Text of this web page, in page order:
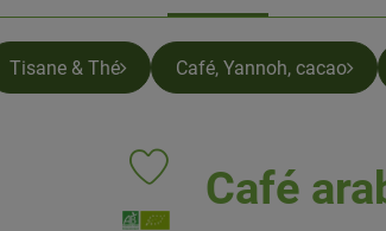
Tisane & Thé Café, Yannoh, cacao
Café
Ajouter le produit aux favoris
, Association: